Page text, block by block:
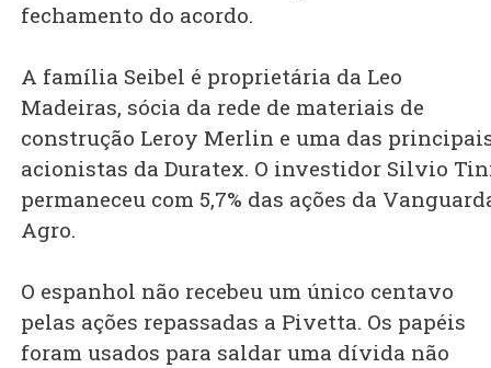
fechamento do acordo.
A família Seibel é proprietária da Leo
Madeiras, sócia da rede de materiais de
construção Leroy Merlin e uma das
acionistas da Duratex. O investidor Silvio
permaneceu com 5,7% das ações da
Agro.
O espanhol não recebeu um único centavo
pelas ações repassadas a Pivetta. Os papéis
foram usados para saldar uma dívida não